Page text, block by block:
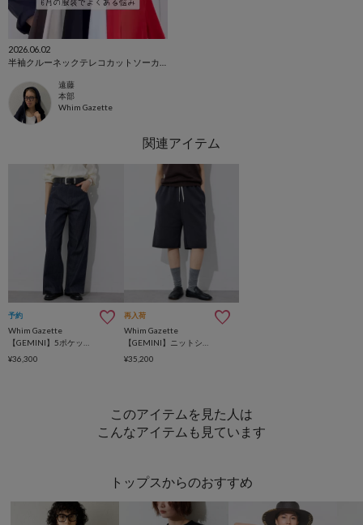
2026.06.02
遠藤
本部
Whim Gazette
予約
Whim Gazette
¥36,300
再入荷
Whim Gazette
¥35,200
このアイテムを見た人は
こんなアイテムも見ています
トップスからのおすすめ